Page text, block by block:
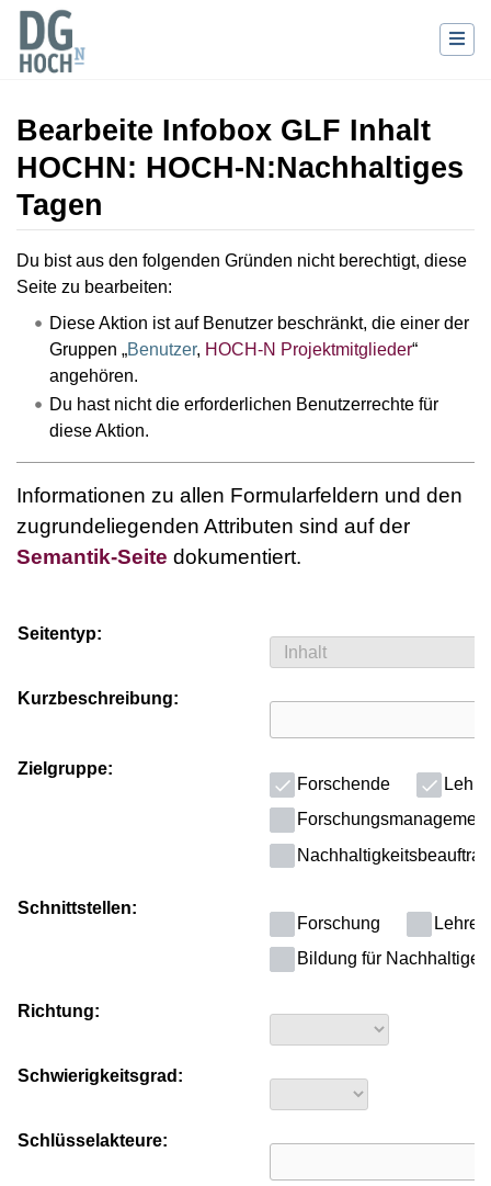
Bearbeite Infobox GLF Inhalt
HOCHN: HOCH-N:Nachhaltiges
Tagen
Wechseln zu:Navigation,Suche
Du bist aus den folgenden Gründen nicht berechtigt, diese
Seite zu bearbeiten:
Diese Aktion ist auf Benutzer beschränkt, die einer der
Gruppen „Benutzer, HOCH-N Projektmitglieder“
angehören.
Du hast nicht die erforderlichen Benutzerrechte für
diese Aktion.
Informationen zu allen Formularfeldern und den
zugrundeliegenden Attributen sind auf der
Semantik-Seite dokumentiert.
Seitentyp:
Kurzbeschreibung:
Zielgruppe:
Forschende
Forschungsmanagement
Schnittstellen:
Forschung
Lehre
Bildung für Nachhaltige
Richtung:
Schwierigkeitsgrad:
Schlüsselakteure: